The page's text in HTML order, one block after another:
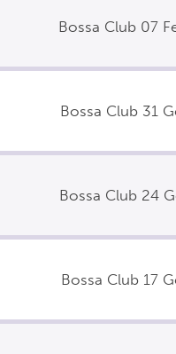
Bossa Club 07
Bossa Club 31
Bossa Club 24
Bossa Club 17